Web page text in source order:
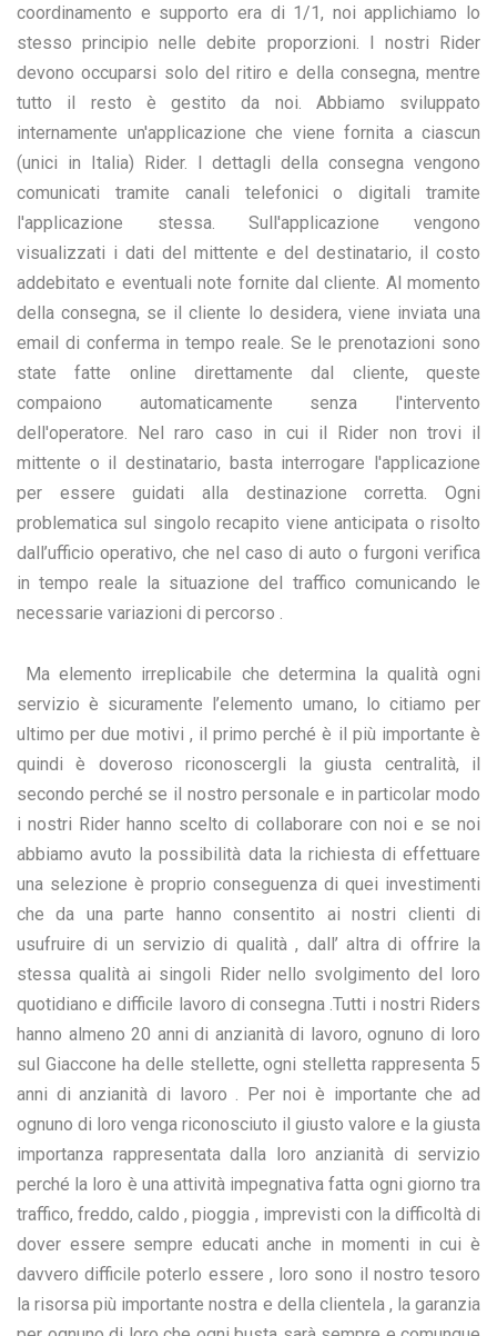
coordinamento e supporto era di 1/1, noi applichiamo lo
stesso principio nelle debite proporzioni. I nostri Rider
devono occuparsi solo del ritiro e della consegna, mentre
tutto il resto è gestito da noi. Abbiamo sviluppato
internamente un'applicazione che viene fornita a ciascun
(unici in Italia) Rider. I dettagli della consegna vengono
comunicati tramite canali telefonici o digitali tramite
l'applicazione stessa. Sull'applicazione vengono
visualizzati i dati del mittente e del destinatario, il costo
addebitato e eventuali note fornite dal cliente. Al momento
della consegna, se il cliente lo desidera, viene inviata una
email di conferma in tempo reale. Se le prenotazioni sono
state fatte online direttamente dal cliente, queste
compaiono automaticamente senza l'intervento
dell'operatore. Nel raro caso in cui il Rider non trovi il
mittente o il destinatario, basta interrogare l'applicazione
per essere guidati alla destinazione corretta. Ogni
problematica sul singolo recapito viene anticipata o risolto
dall’ufficio operativo, che nel caso di auto o furgoni verifica
in tempo reale la situazione del traffico comunicando le
necessarie variazioni di percorso .
Ma elemento irreplicabile che determina la qualità ogni
servizio è sicuramente l’elemento umano, lo citiamo per
ultimo per due motivi , il primo perché è il più importante è
quindi è doveroso riconoscergli la giusta centralità, il
secondo perché se il nostro personale e in particolar modo
i nostri Rider hanno scelto di collaborare con noi e se noi
abbiamo avuto la possibilità data la richiesta di effettuare
una selezione è proprio conseguenza di quei investimenti
che da una parte hanno consentito ai nostri clienti di
usufruire di un servizio di qualità , dall’ altra di offrire la
stessa qualità ai singoli Rider nello svolgimento del loro
quotidiano e difficile lavoro di consegna .Tutti i nostri Riders
hanno almeno 20 anni di anzianità di lavoro, ognuno di loro
sul Giaccone ha delle stellette, ogni stelletta rappresenta 5
anni di anzianità di lavoro . Per noi è importante che ad
ognuno di loro venga riconosciuto il giusto valore e la giusta
importanza rappresentata dalla loro anzianità di servizio
perché la loro è una attività impegnativa fatta ogni giorno tra
traffico, freddo, caldo , pioggia , imprevisti con la difficoltà di
dover essere sempre educati anche in momenti in cui è
davvero difficile poterlo essere , loro sono il nostro tesoro
la risorsa più importante nostra e della clientela , la garanzia